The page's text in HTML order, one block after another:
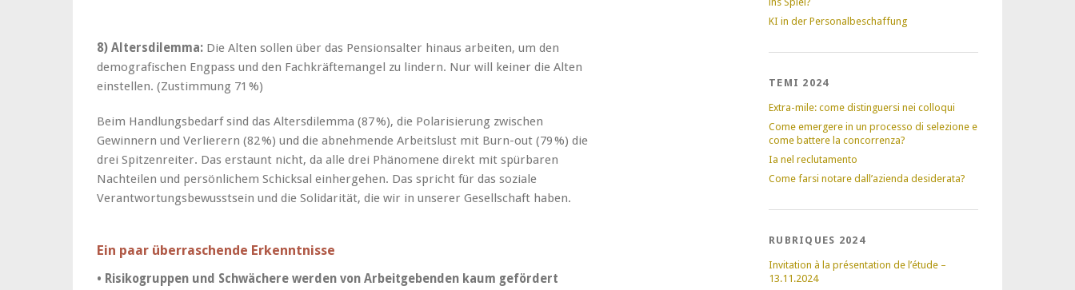
8) Altersdilemma: Die Alten sollen über das Pensionsalter hinaus arbeiten, um den
demografischen Engpass und den Fachkräftemangel zu lindern. Nur will keiner die Alten
einstellen. (Zustimmung 71 %)
Beim Handlungsbedarf sind das Altersdilemma (87 %), die Polarisierung zwischen
Gewinnern und Verlierern (82 %) und die abnehmende Arbeitslust mit Burn-out (79 %) die
drei Spitzenreiter. Das erstaunt nicht, da alle drei Phänomene direkt mit spürbaren
Nachteilen und persönlichem Schicksal einhergehen. Das spricht für das soziale
Verantwortungsbewusstsein und die Solidarität, die wir in unserer Gesellschaft haben.
Ein paar überraschende Erkenntnisse
• Risikogruppen und Schwächere werden von Arbeitgebenden kaum gefördert
KI in der Personalbeschaffung
TEMI 2024
Extra-mile: come distinguersi nei colloqui
Come emergere in un processo di selezione e
come battere la concorrenza?
Ia nel reclutamento
Come farsi notare dall’azienda desiderata?
RUBRIQUES 2024
Invitation à la présentation de l’étude –
13.11.2024